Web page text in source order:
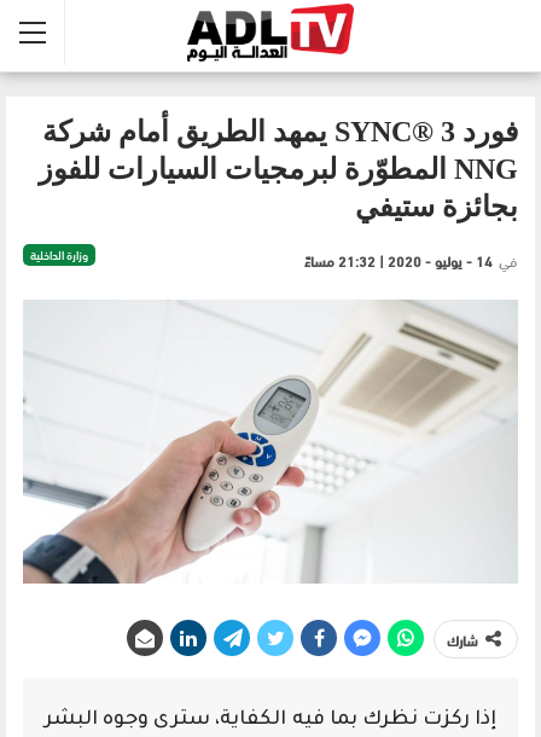
فورد SYNC® 3 يمهد الطريق أمام شركة
NNG المطوّرة لبرمجيات السيارات للفوز
بجائزة ستيفي
وزارة الداخلية في 14 - يوليو - 2020 | 21:32 مساءً
شارك
إذا ركزت نظرك بما فيه الكفاية، سترى وجوه البشر